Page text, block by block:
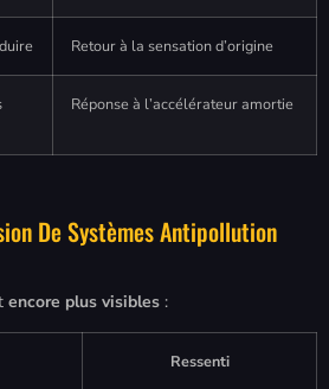
Retour à la sensation d’origine
Réponse à l’accélérateur amortie
De Systèmes Antipollution
encore plus visibles :
Ressenti